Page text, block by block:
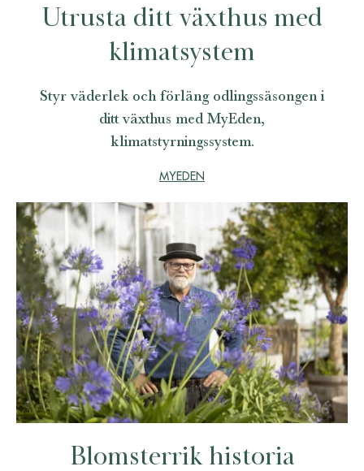
Utrusta ditt växthus med
klimatsystem
Styr väderlek och förläng odlingssäsongen i
ditt växthus med MyEden,
klimatstyrningssystem.
MYEDEN
Blomsterrik historia